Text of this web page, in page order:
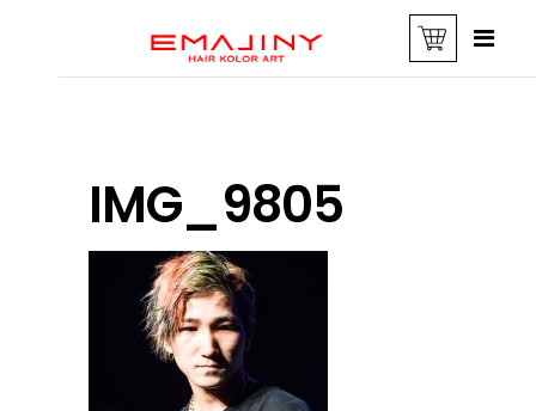
IMG_9805